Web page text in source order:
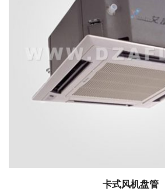
卡式风机盘管